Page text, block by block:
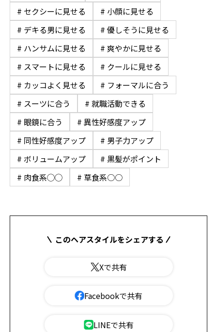
# セクシーに見せる
# 小顔に見せる
# デキる男に見せる
# 優しそうに見せる
# ハンサムに見せる
# 爽やかに見せる
# スマートに見せる
# クールに見せる
# カッコよく見せる
# フォーマルに合う
# スーツに合う
# 就職活動できる
# 眼鏡に合う
# 異性好感度アップ
# 同性好感度アップ
# 男子力アップ
# ボリュームアップ
# 黒髪がポイント
# 肉食系◯◯
# 草食系○○
このヘアスタイルをシェアする
Xで共有
Facebookで共有
LINEで共有